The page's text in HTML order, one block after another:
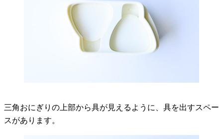
三角おにぎりの上部から具が見えるように、具を出すスペー
スがあります。